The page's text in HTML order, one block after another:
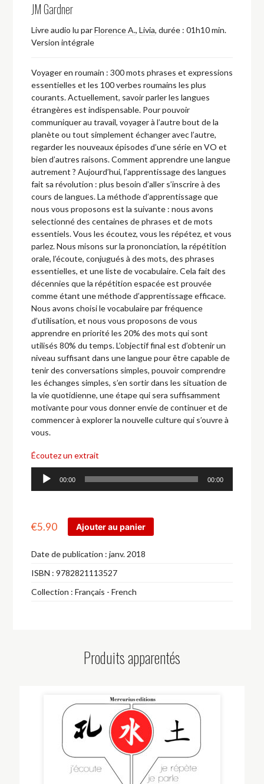
JM Gardner
Livre audio lu parFlorence A., Livia, durée : 01h10 min.
Version intégrale
Voyager en roumain : 300 mots phrases et expressions
essentielles et les 100 verbes roumains les plus
courants. Actuellement, savoir parler les langues
étrangères est indispensable. Pour pouvoir
communiquer au travail, voyager à l’autre bout de la
planète ou tout simplement échanger avec l’autre,
regarder les nouveaux épisodes d’une série en VO et
bien d’autres raisons. Comment apprendre une langue
autrement ? Aujourd’hui, l’apprentissage des langues
fait sa révolution : plus besoin d’aller s’inscrire à des
cours de langues. La méthode d’apprentissage que
nous vous proposons est la suivante : nous avons
selectionné des centaines de phrases et de mots
essentiels. Vous les écoutez, vous les répétez, et vous
parlez. Nous misons sur la prononciation, la répétition
orale, l’écoute, conjugués à des mots, des phrases
essentielles, et une liste de vocabulaire. Cela fait des
décennies que la répétition espacée est prouvée
comme étant une méthode d’apprentissage efficace.
Nous avons choisi le vocabulaire par fréquence
d’utilisation, et nous vous proposons de vous
apprendre en priorité les 20% des mots qui sont
utilisés 80% du temps. L’objectif final est d’obtenir un
niveau suffisant dans une langue pour être capable de
tenir des conversations simples, pouvoir comprendre
les échanges simples, s’en sortir dans les situation de
la vie quotidienne, une étape qui sera suffisamment
motivante pour vous donner envie de continuer et de
commencer à explorer la nouvelle culture qui s’ouvre à
vous.
Écoutez un extrait
Lecteur
audio
00:00 00:00
€5.90 Ajouter au panier
Date de publication : janv. 2018
ISBN : 9782821113527
Collection : Français - French
Produits apparentés